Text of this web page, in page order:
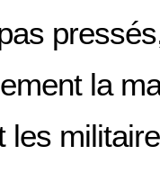
la
les